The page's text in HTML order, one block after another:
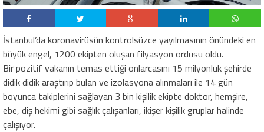
İstanbul’da koronavirüsün kontrolsüzce yayılmasının önündeki en
büyük engel, 1200 ekipten oluşan filyasyon ordusu oldu.
Bir pozitif vakanın temas ettiği onlarcasını 15 milyonluk şehirde
didik didik araştırıp bulan ve izolasyona alınmaları ile 14 gün
boyunca takiplerini sağlayan 3 bin kişilik ekipte doktor, hemşire,
ebe, diş hekimi gibi sağlık çalışanları, ikişer kişilik gruplar halinde
çalışıyor.